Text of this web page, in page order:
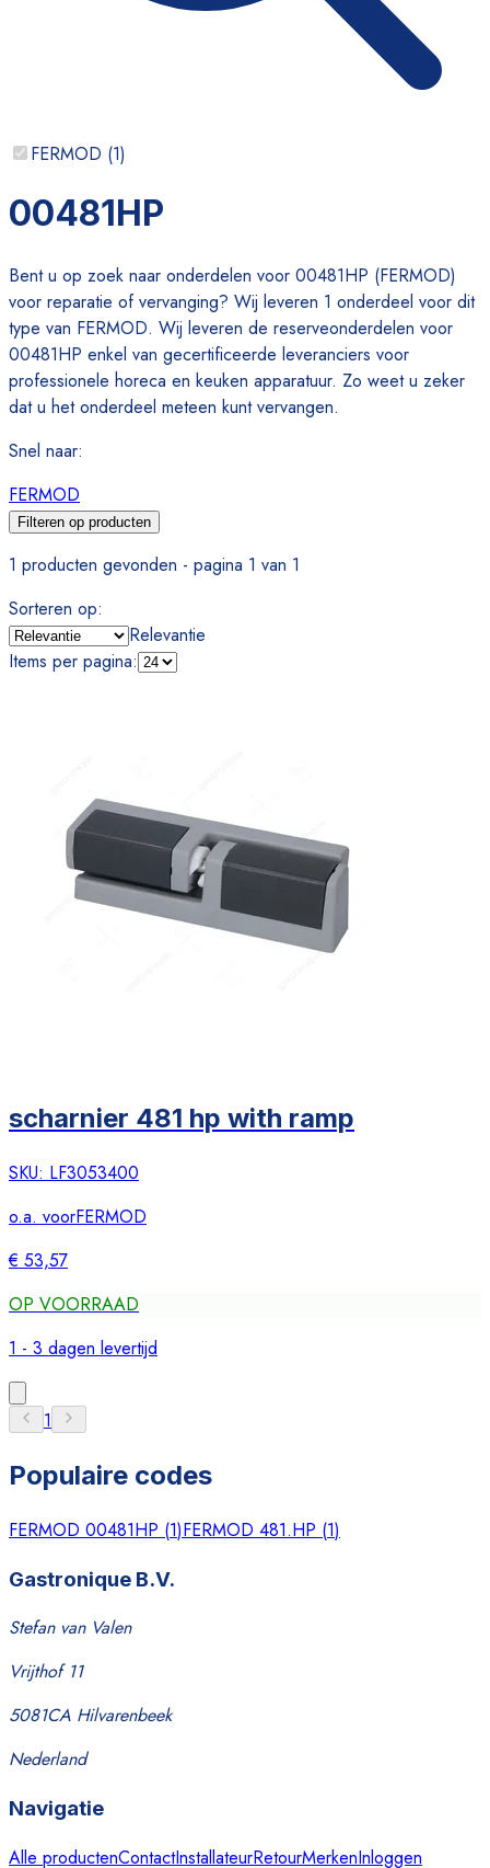
FERMOD (1)
00481HP
Bent u op zoek naar onderdelen voor 00481HP (FERMOD)
voor reparatie of vervanging? Wij leveren 1 onderdeel voor dit
type van FERMOD. Wij leveren de reserveonderdelen voor
00481HP enkel van gecertificeerde leveranciers voor
professionele horeca en keuken apparatuur. Zo weet u zeker
dat u het onderdeel meteen kunt vervangen.
Snel naar:
FERMOD
Filteren op producten
1 producten gevonden - pagina 1 van 1
Sorteren op:
Relevantie
Items per pagina:
scharnier 481 hp with ramp
SKU: LF3053400
o.a. voorFERMOD
€ 53,57
OP VOORRAAD
1 - 3 dagen levertijd
1
Populaire codes
FERMOD 00481HP (1)FERMOD 481.HP (1)
Gastronique B.V.
Stefan van Valen
Vrijthof 11
5081CA Hilvarenbeek
Nederland
Navigatie
Alle productenContactInstallateurRetourMerkenInloggen